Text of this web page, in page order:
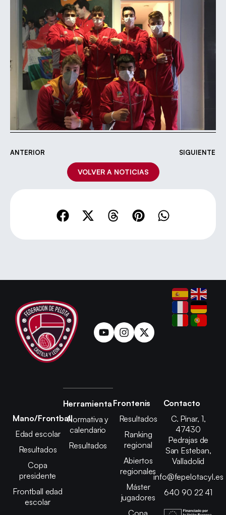
ANTERIOR SIGUIENTE
VOLVER A NOTICIAS
Mano/Frontball
Edad escolar
Resultados
Copa
presidente
Frontball edad
escolar
Herramienta
Normativa y
calendario
Resultados
Frontenis
Resultados
Ranking
regional
Abiertos
regionales
Máster
jugadores
Contacto
C. Pinar, 1,
47430
Pedrajas de
San Esteban,
Valladolid
info@fepelotacyl.es
640 90 22 41